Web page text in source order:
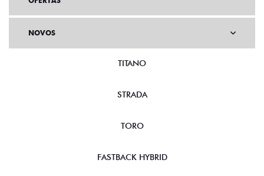
NOVOS
TITANO
STRADA
TORO
FASTBACK HYBRID